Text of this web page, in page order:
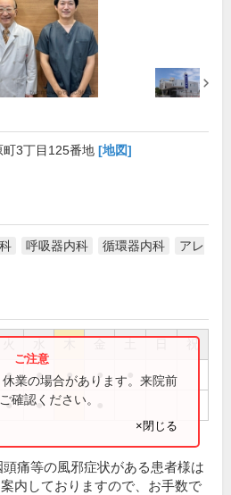
3丁目125番地 [地図]
呼吸器内科 循環器内科
アレ
祝
● ● ● ●
● ●
業の場合があります。来院前
確認ください。
×閉じる
痛等の風邪症状がある患者様は
内しておりますので、お手数で